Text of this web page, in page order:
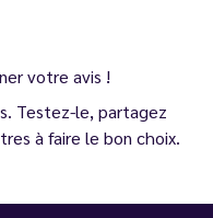
votre avis !
Testez-le, partagez
à faire le bon choix.